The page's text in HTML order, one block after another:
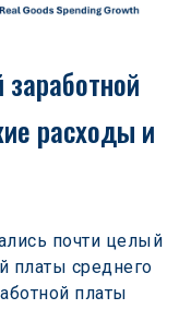
расходы и
почти целый
платы среднего
платы